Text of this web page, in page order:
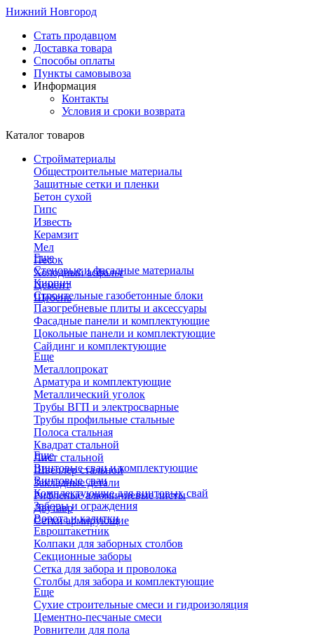
Нижний Новгород
Стать продавцом
Доставка товара
Способы оплаты
Пункты самовывоза
Информация
Контакты
Условия и сроки возврата
Каталог товаров
Стройматериалы
Общестроительные материалы
Защитные сетки и пленки
Бетон сухой
Гипс
Известь
Керамзит
Мел
Песок
Холодный асфальт
Цемент
Щебень
Еще
Стеновые и фасадные материалы
Кирпич
Строительные газобетонные блоки
Пазогребневые плиты и аксессуары
Фасадные панели и комплектующие
Цокольные панели и комплектующие
Сайдинг и комплектующие
Еще
Металлопрокат
Арматура и комплектующие
Металлический уголок
Трубы ВГП и электросварные
Трубы профильные стальные
Полоса стальная
Квадрат стальной
Лист стальной
Швеллер стальной
Закладные детали
Рифленые алюминиевые листы
Двутавр
Сетки армирующие
Еще
Винтовые сваи и комплектующие
Винтовые сваи
Комплектующие для винтовых свай
Заборы и ограждения
Ворота и калитки
Евроштакетник
Колпаки для заборных столбов
Секционные заборы
Сетка для забора и проволока
Столбы для забора и комплектующие
Еще
Сухие строительные смеси и гидроизоляция
Цементно-песчаные смеси
Ровнители для пола